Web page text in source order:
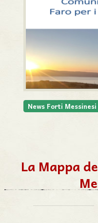
News Forti Messinesi
La Mappa